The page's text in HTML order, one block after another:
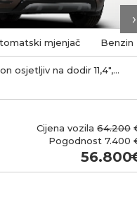
mjenjač Benzin
osjetljiv na dodir 11,4",
Cijena vozila 64.200
Pogodnost 7.400
56.800
›